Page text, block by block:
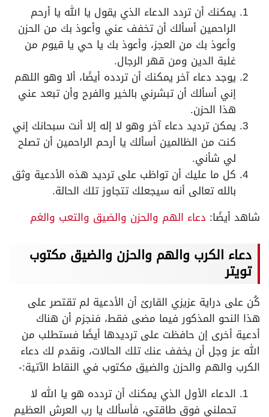
يمكنك أن تردد الدعاء الذي يقول يا الله يا أرحم
الراحمين أسألك أن تخفف عني وأعوذ بك من الحزن
وأعوذ بك من العجز، وأعوذ بك يا حي يا قيوم من
غلبة الدين ومن قهر الرجال.
يوجد دعاء آخر يمكنك أن تردده أيضًا، ألا وهو اللهم
إني أسألك أن تبشرني بالخير والفرح وأن تبعد عني
هذا الحزن.
يمكن ترديد دعاء آخر وهو لا إله إلا أنت سبحانك إني
كنت من الظالمين أسألك يا أرحم الراحمين أن تصلح
لي شأني.
كل ما عليك أن تواظب على ترديد هذه الأدعية وثق
بالله تعالى أنه سيجعلك تتجاوز تلك الحالة.
شاهد أيضًا: دعاء الهم والحزن والضيق والتعب والغم
دعاء الكرب والهم والحزن والضيق مكتوب
تويتر
كُن على دراية عزيزي القارئ أن الأدعية لم تقتصر على
هذا النحو المذكور فيما مضى فقط، فنجزم أن هناك
أدعية أخرى إن حافظت على ترديدها أيضًا فستطلب من
الله عز وجل أن يخفف عنك تلك الحالات، ونقدم لك دعاء
الكرب والهم والحزن والضيق مكتوب في النقاط الآتية:-
الدعاء الأول الذي يمكنك أن تردده هو يا الله لا
تحملني فوق طاقتي، فأسألك يا رب العرش العظيم